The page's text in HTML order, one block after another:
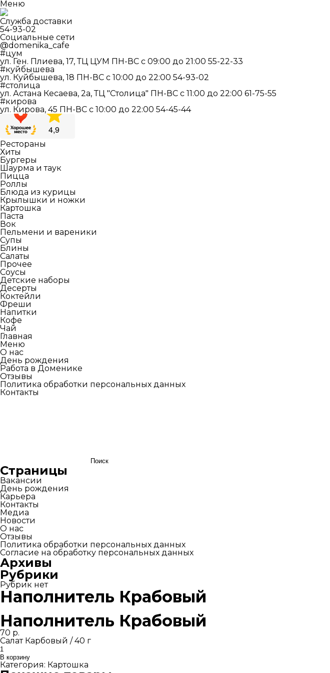
Меню
Служба доставки
54-93-02
Социальные сети
@domenika_cafe
#цум
ул. Ген. Плиева, 17, ТЦ ЦУМ ПН-ВС c 09:00 до 21:00 55-22-33
#куйбышева
ул. Куйбышева, 18 ПН-ВС c 10:00 до 22:00 54-93-02
#столица
ул. Астана Кесаева, 2а, ТЦ "Столица" ПН-ВС c 11:00 до 22:00 61-75-55
#кирова
ул. Кирова, 45 ПН-ВС c 10:00 до 22:00 54-45-44
Рестораны
Хиты
Бургеры
Шаурма и таук
Пицца
Роллы
Блюда из курицы
Крылышки и ножки
Картошка
Паста
Вок
Пельмени и вареники
Супы
Блины
Салаты
Прочее
Соусы
Детские наборы
Десерты
Коктейли
Фреши
Напитки
Кофе
Чай
Главная
Меню
О нас
День рождения
Работа в Доменике
Отзывы
Политика обработки персональных данных
Контакты
Страницы
Вакансии
День рождения
Карьера
Контакты
Медиа
Новости
О нас
Отзывы
Политика обработки персональных данных
Согласие на обработку персональных данных
Архивы
Рубрики
Рубрик нет
Наполнитель Крабовый
Наполнитель Крабовый
70 р.
Салат Карбовый / 40 г
Количество
товара
Наполнитель
В корзину
Категория: Картошка